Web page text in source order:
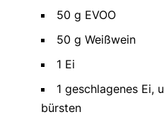
50 g EVOO
50 g Weißwein
1 Ei
1 geschlagenes Ei,
bürsten